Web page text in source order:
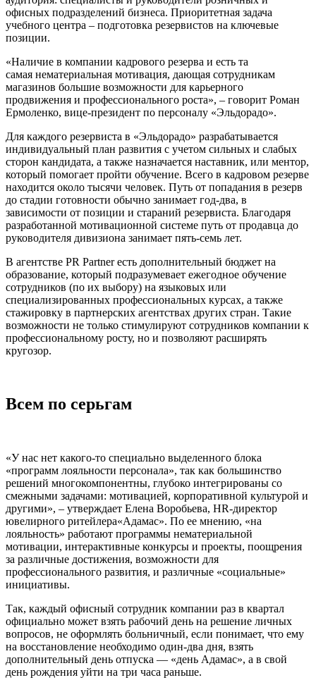
офисных подразделений бизнеса. Приоритетная задача
учебного центра – подготовка резервистов на ключевые
позиции.
«Наличие в компании кадрового резерва и есть та
самая нематериальная мотивация, дающая сотрудникам
магазинов большие возможности для карьерного
продвижения и профессионального роста», – говорит Роман
Ермоленко, вице-президент по персоналу «Эльдорадо».
Для каждого резервиста в «Эльдорадо» разрабатывается
индивидуальный план развития с учетом сильных и слабых
сторон кандидата, а также назначается наставник, или ментор,
который помогает пройти обучение. Всего в кадровом резерве
находится около тысячи человек. Путь от попадания в резерв
до стадии готовности обычно занимает год-два, в
зависимости от позиции и стараний резервиста. Благодаря
разработанной мотивационной системе путь от продавца до
руководителя дивизиона занимает пять-семь лет.
В агентстве PR Partner есть дополнительный бюджет на
образование, который подразумевает ежегодное обучение
сотрудников (по их выбору) на языковых или
специализированных профессиональных курсах, а также
стажировку в партнерских агентствах других стран. Такие
возможности не только стимулируют сотрудников компании к
профессиональному росту, но и позволяют расширять
кругозор.
Всем по серьгам
«У нас нет какого-то специально выделенного блока
«программ лояльности персонала», так как большинство
решений многокомпонентны, глубоко интегрированы со
смежными задачами: мотивацией, корпоративной культурой и
другими», – утверждает Елена Воробьева, HR-директор
ювелирного ритейлера«Адамас». По ее мнению, «на
лояльность» работают программы нематериальной
мотивации, интерактивные конкурсы и проекты, поощрения
за различные достижения, возможности для
профессионального развития, и различные «социальные»
инициативы.
Так, каждый офисный сотрудник компании раз в квартал
официально может взять рабочий день на решение личных
вопросов, не оформлять больничный, если понимает, что ему
на восстановление необходимо один-два дня, взять
дополнительный день отпуска — «день Адамас», а в свой
день рождения уйти на три часа раньше.